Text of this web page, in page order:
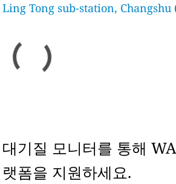
Ling Tong sub-station, Changshu
대기질 모니터를 통해
랫폼을 지원하세요.